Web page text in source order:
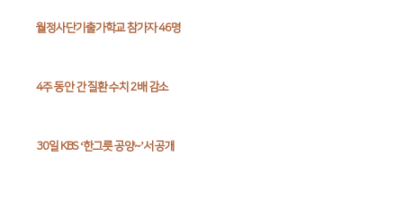
월정사단기출가학교 참가자 46명
4주 동안 간 질환 수치 2배 감소
30일 KBS ‘한그릇 공양~’서 공개